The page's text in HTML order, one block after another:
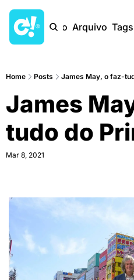
Início Arquivo Tags
Home Posts James May, o faz-
James
tudo do
Mar 8, 2021